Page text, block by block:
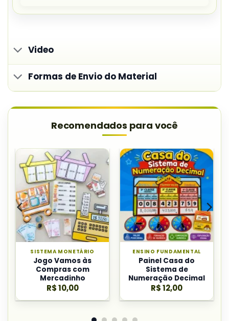
Video
Formas de Envio do Material
Recomendados para você
SISTEMA MONETÁRIO
Jogo Vamos às
Compras com
Mercadinho
R$10,00
ENSINO FUNDAMENTAL
Painel Casa do
Sistema de
Numeração Decimal
R$12,00